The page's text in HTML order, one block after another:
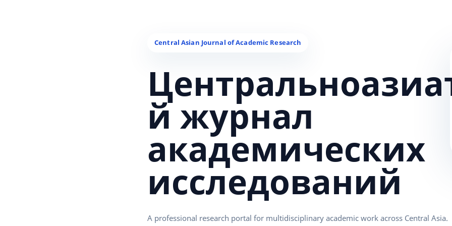
й журнал
академических
исследований